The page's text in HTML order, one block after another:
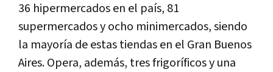
36 hipermercados en el país, 81
supermercados y ocho minimercados, siendo
la mayoría de estas tiendas en el Gran Buenos
Aires. Opera, además, tres frigoríficos y una